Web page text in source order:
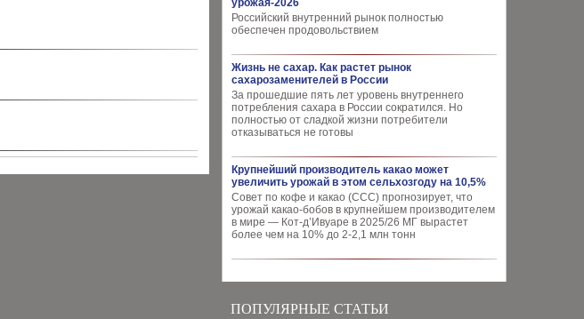
урожая-2026
Российский внутренний рынок полностью
обеспечен продовольствием
Жизнь не сахар. Как растет рынок
сахарозаменителей в России
За прошедшие пять лет уровень внутреннего
потребления сахара в России сократился. Но
полностью от сладкой жизни потребители
отказываться не готовы
Крупнейший производитель какао может
увеличить урожай в этом сельхозгоду на 10,5%
Совет по кофе и какао (CCC) прогнозирует, что
урожай какао-бобов в крупнейшем производителем
в мире — Кот-д’Ивуаре в 2025/26 МГ вырастет
более чем на 10% до 2-2,1 млн тонн
ПОПУЛЯРНЫЕ СТАТЬИ